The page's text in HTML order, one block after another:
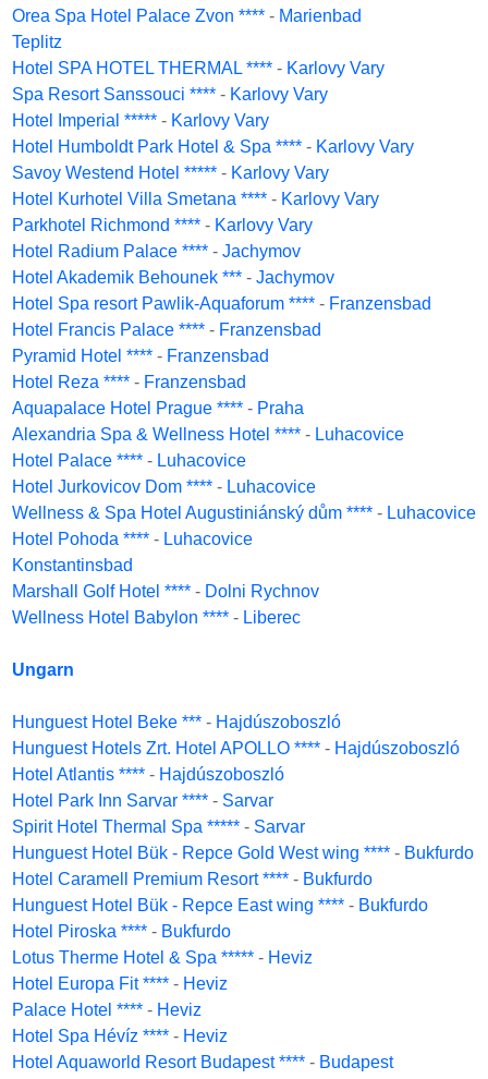
Orea Spa Hotel Palace Zvon **** - Marienbad
Teplitz
Hotel SPA HOTEL THERMAL **** - Karlovy Vary
Spa Resort Sanssouci **** - Karlovy Vary
Hotel Imperial ***** - Karlovy Vary
Hotel Humboldt Park Hotel & Spa **** - Karlovy Vary
Savoy Westend Hotel ***** - Karlovy Vary
Hotel Kurhotel Villa Smetana **** - Karlovy Vary
Parkhotel Richmond **** - Karlovy Vary
Hotel Radium Palace **** - Jachymov
Hotel Akademik Behounek *** - Jachymov
Hotel Spa resort Pawlik-Aquaforum **** - Franzensbad
Hotel Francis Palace **** - Franzensbad
Pyramid Hotel **** - Franzensbad
Hotel Reza **** - Franzensbad
Aquapalace Hotel Prague **** - Praha
Alexandria Spa & Wellness Hotel **** - Luhacovice
Hotel Palace **** - Luhacovice
Hotel Jurkovicov Dom **** - Luhacovice
Wellness & Spa Hotel Augustiniánský dům **** - Luhacovice
Hotel Pohoda **** - Luhacovice
Konstantinsbad
Marshall Golf Hotel **** - Dolni Rychnov
Wellness Hotel Babylon **** - Liberec
Ungarn
Hunguest Hotel Beke *** - Hajdúszoboszló
Hunguest Hotels Zrt. Hotel APOLLO **** - Hajdúszoboszló
Hotel Atlantis **** - Hajdúszoboszló
Hotel Park Inn Sarvar **** - Sarvar
Spirit Hotel Thermal Spa ***** - Sarvar
Hunguest Hotel Bük - Repce Gold West wing **** - Bukfurdo
Hotel Caramell Premium Resort **** - Bukfurdo
Hunguest Hotel Bük - Repce East wing **** - Bukfurdo
Hotel Piroska **** - Bukfurdo
Lotus Therme Hotel & Spa ***** - Heviz
Hotel Europa Fit **** - Heviz
Palace Hotel **** - Heviz
Hotel Spa Hévíz **** - Heviz
Hotel Aquaworld Resort Budapest **** - Budapest